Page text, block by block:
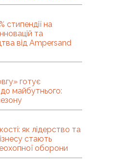
стипендії на
та
від Ampersand
готує
майбутнього:
як лідерство та
стають
оборони